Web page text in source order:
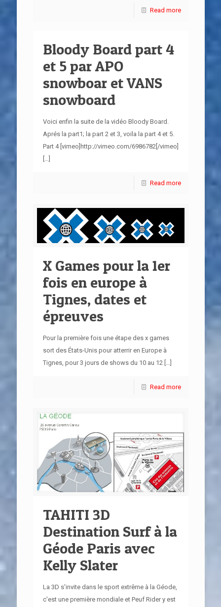
Read more
Bloody Board part 4
et 5 par APO
snowboar et VANS
snowboard
Voici enfin la suite de la vidéo Bloody Board.
Aprés la part1; la part 2 et 3, voila la part 4 et 5.
Part 4 [vimeo]http://vimeo.com/6986782[/vimeo]
[…]
Read more
X Games pour la 1er
fois en europe à
Tignes, dates et
épreuves
Pour la première fois une étape des x games
sort des États-Unis pour atterrir en Europe à
Tignes, pour 3 jours de shows du 10 au 12 […]
Read more
TAHITI 3D
Destination Surf à la
Géode Paris avec
Kelly Slater
La 3D s'invite dans le sport extrême à la Géode,
c'est une première mondiale et Peuf Rider y est